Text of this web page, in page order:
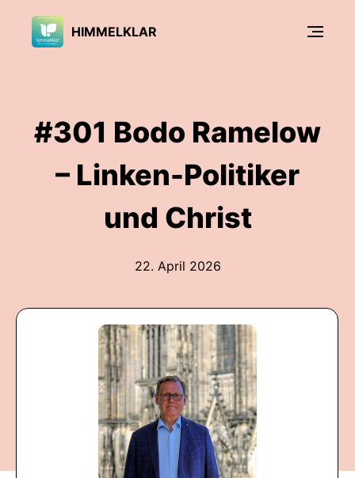
HIMMELKLAR
#301 Bodo Ramelow
– Linken-Politiker
und Christ
22. April 2026